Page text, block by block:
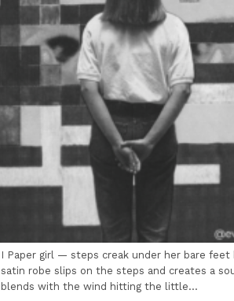
I Paper girl — steps creak under her bare feet
satin robe slips on the steps and creates a
blends with the wind hitting the little…